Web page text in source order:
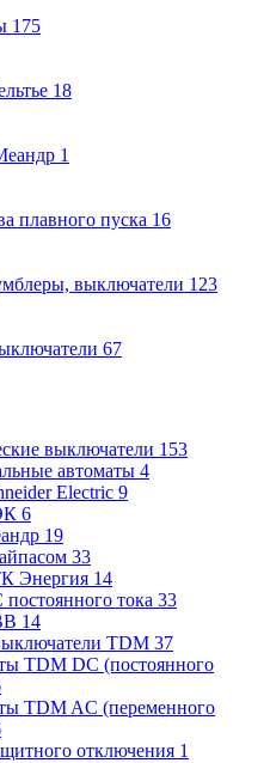
175
18
1
плавного пуска 16
выключатели 123
67
выключатели 153
автоматы 4
Electric 9
6
19
33
Энергия 14
тока 33
14
TDM 37
TDM DC (постоянного
TDM AC (переменного
отключения 1